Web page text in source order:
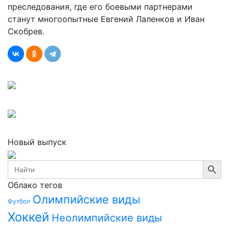
преследования, где его боевыми партнерами
станут многоопытные Евгений Лаленков и Иван
Скобрев.
Новый выпуск
Search
for:
Search Button
Облако тегов
Футбол Олимпийские виды
Хоккей Неолимпийские виды